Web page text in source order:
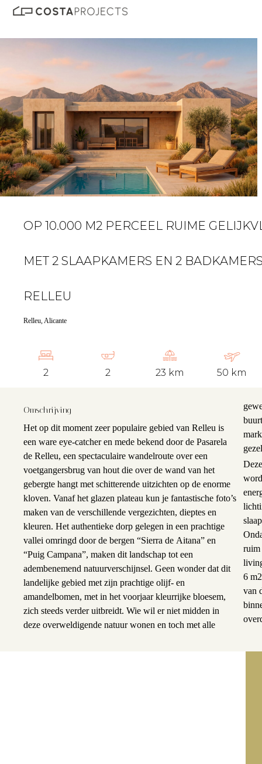
OP 10.000 M2 PERCEEL RUIME
MET 2 SLAAPKAMERS EN 2
RELLEU
Relleu, Alicante
2 2 23 km 50 km
Omschrijving
Het op dit moment zeer populaire gebied van Relleu is
een ware eye-catcher en mede bekend door de Pasarela
de Relleu, een spectaculaire wandelroute over een
voetgangersbrug van hout die over de wand van het
gebergte hangt met schitterende uitzichten op de enorme
kloven. Vanaf het glazen plateau kun je fantastische foto’s
maken van de verschillende vergezichten, dieptes en
kleuren. Het authentieke dorp gelegen in een prachtige
vallei omringd door de bergen “Sierra de Aitana” en
“Puig Campana”, maken dit landschap tot een
adembenemend natuurverschijnsel. Geen wonder dat dit
landelijke gebied met zijn prachtige olijf- en
amandelbomen, met in het voorjaar kleurrijke bloesem,
zich steeds verder uitbreidt. Wie wil er niet midden in
deze overweldigende natuur wonen en toch met alle
ruim
6
van